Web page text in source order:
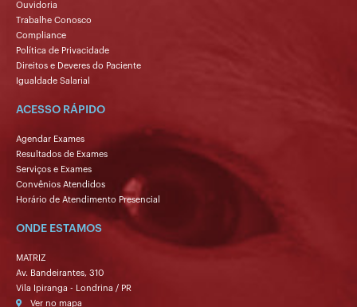
CASEMBRAPA
CASSI
CENTRAL PÓSTUMOS
CESP
CISNOP
CISVIR
CLINIPAM
FUNDAÇÃO COPEL
Ouvidoria
Trabalhe Conosco
Compliance
Política de Privacidade
Direitos e Deveres do Paciente
Igualdade Salarial
ACESSO RÁPIDO
Agendar Exames
Resultados de Exames
Serviços e Exames
Convênios Atendidos
Horário de Atendimento Presencial
ONDE ESTAMOS
MATRIZ
Av. Bandeirantes, 310
Vila Ipiranga - Londrina / PR
Ver no mapa